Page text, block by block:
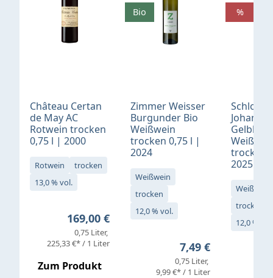
Château Certan
de May AC
Rotwein trocken
0,75 l | 2000
Rotwein
trocken
13,0 % vol.
Regulärer Preis:
169,00 €
0,75 Liter
225,33 €* / 1 Liter
Zum Produkt
Zimmer Weisser
Burgunder Bio
Weißwein
trocken 0,75 l |
2024
Weißwein
trocken
12,0 % vol.
Regulärer Preis:
7,49 €
0,75 Liter
9,99 €* / 1 Liter
Bio
Schloß
Gelblack
trocken
2025
Weißwein
trocken
12,0 % vol.
%